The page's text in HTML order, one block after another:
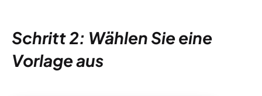
Schritt 2: Wählen Sie eine
Vorlage aus